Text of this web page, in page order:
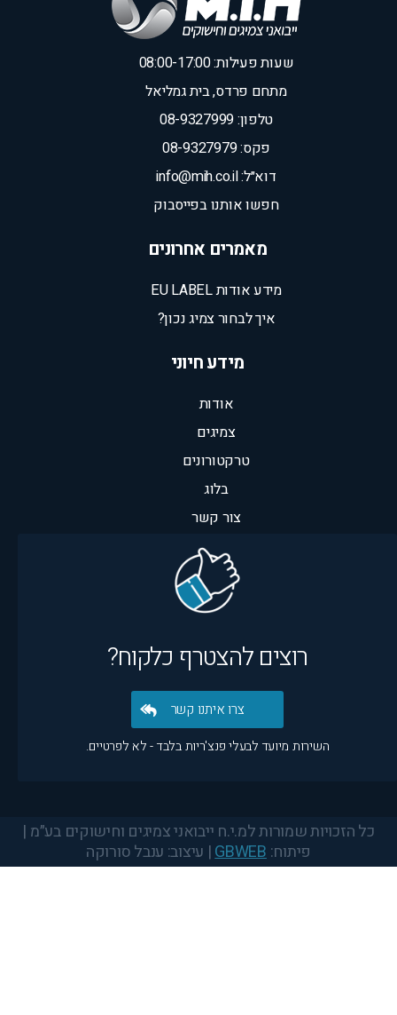
שעות פעילות: 08:00-17:00
מתחם פרדס, בית גמליאל
טלפון: 08-9327999
פקס: 08-9327979
דוא״ל: info@mih.co.il
חפשו אותנו בפייסבוק
מאמרים אחרונים
מידע אודות EU LABEL
איך לבחור צמיג נכון?
מידע חיוני
אודות
צמיגים
טרקטורונים
בלוג
צור קשר
רוצים להצטרף כלקוח?
צרו איתנו קשר
השירות מיועד לבעלי פנצ'ריות בלבד - לא לפרטיים.
top
כל הזכויות שמורות למ.י.ח ייבואני צמיגים וחישוקים בע״מ |
פיתוח:GBWEB| עיצוב: ענבל סורוקה